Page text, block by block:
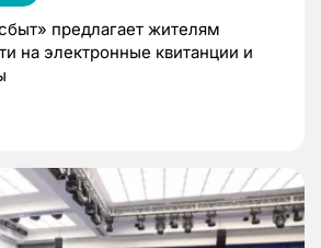
предлагает жителям
на электронные квитанции и